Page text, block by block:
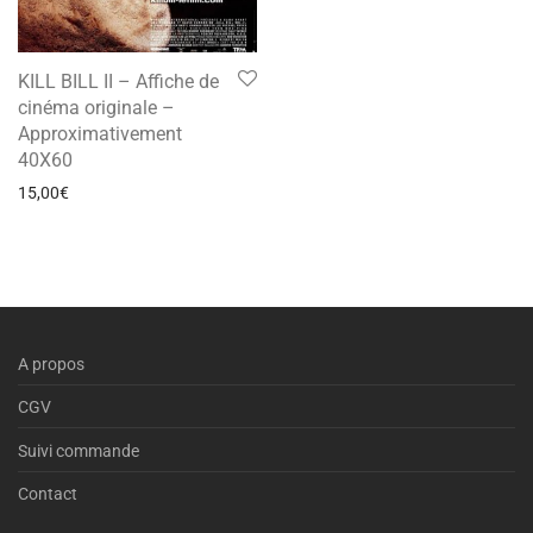
KILL BILL II – Affiche de
cinéma originale –
Approximativement
40X60
15,00€
A propos
CGV
Suivi commande
Contact